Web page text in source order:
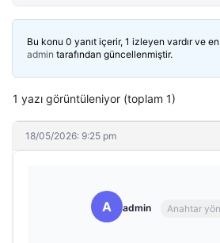
Bu konu 0 yanıt içerir, 1 izleyen vardır ve
admin tarafından güncellenmiştir.
1 yazı görüntüleniyor (toplam 1)
18/05/2026: 9:25 pm
A admin Anahtar